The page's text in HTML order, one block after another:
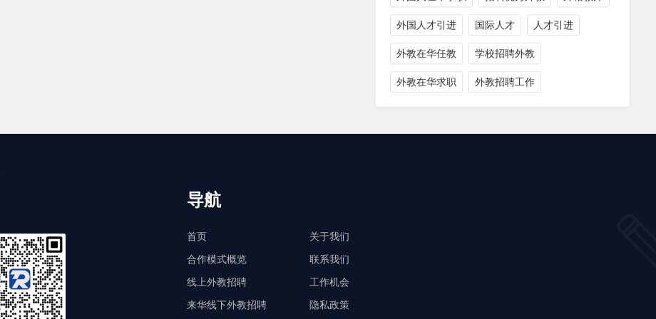
外国人才引进 国际人才 人才引进
外教在华任教 学校招聘外教
外教在华求职 外教招聘工作
导航
首页
合作模式概览
线上外教招聘
来华线下外教招聘
关于我们
联系我们
工作机会
隐私政策